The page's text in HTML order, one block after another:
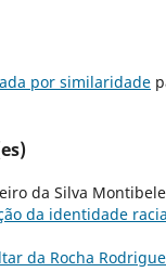
por similaridade
da Silva
da identidade
da Rocha